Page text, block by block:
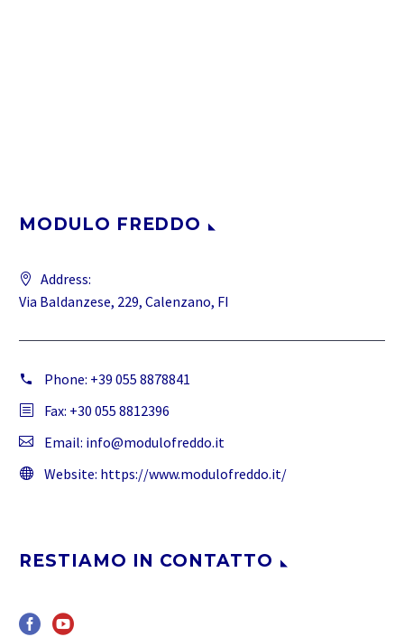
MODULO FREDDO
Address:
Via Baldanzese, 229, Calenzano, FI
Phone: +39 055 8878841
Fax: +30 055 8812396
Email: info@modulofreddo.it
Website: https://www.modulofreddo.it/
RESTIAMO IN CONTATTO